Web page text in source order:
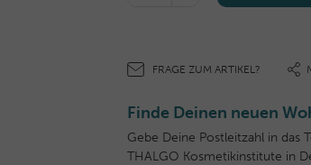
FRAGE ZUM ARTIKEL?
Finde Deinen neuen
Gebe Deine Postleitzahl in das
THALGO Kosmetikinstitute in